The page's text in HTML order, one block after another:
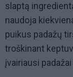
slaptą
naudoja
puikus padažų
troškinant
įvairiausi